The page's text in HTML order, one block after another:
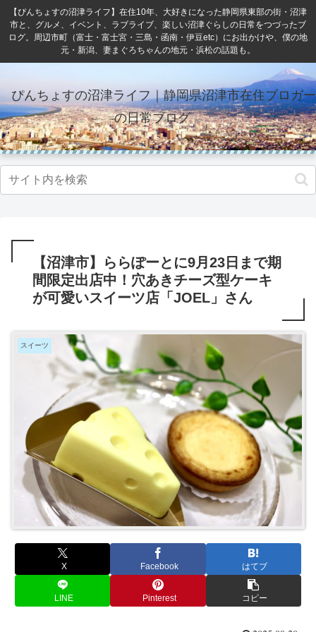
【ぴんちょすの沼津ライフ】在住10年、大好きになった静岡県東部の街・沼津
市と、グルメ、イベント、ラブライブ、楽しい沼津ぐらしの日常をつづったブ
ログ。周辺市町（富士・富士宮・三島・函南・伊豆etc）にお出かけや、僕の地
元・新潟、妻まぐろちゃんの地元・浜松の話題も。
ぴんちょすの沼津ライフ｜静岡県沼津市在住ブロガー
の日常ブログ
【沼津市】ららぽーとに9月23日まで期
間限定出店中！穴あきチーズ型ケーキ
が可愛いスイーツ店「JOEL」さん
スイーツ
X Facebook はてブ
LINE Pinterest コピー